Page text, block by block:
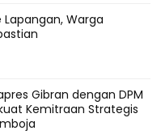
Lapangan, Warga
Gibran dengan DPM
Kemitraan Strategis